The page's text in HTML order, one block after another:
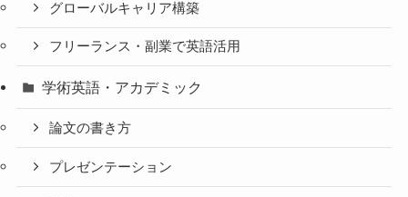
グローバルキャリア構築
フリーランス・副業で英語活用
学術英語・アカデミック
論文の書き方
プレゼンテーション